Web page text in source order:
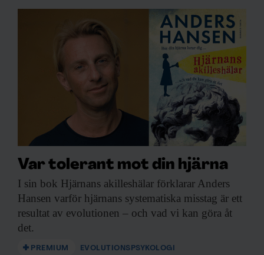
Var tolerant mot din hjärna
I sin bok Hjärnans akilleshälar förklarar Anders
Hansen varför hjärnans systematiska misstag är ett
resultat av evolutionen – och vad vi kan göra åt
det.
PREMIUM EVOLUTIONSPSYKOLOGI